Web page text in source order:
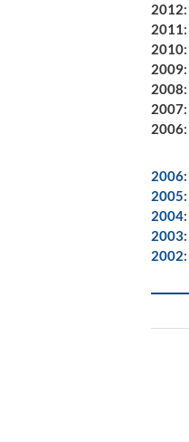
2012:
2011:
2010:
2009:
2008:
2007:
2006:
2006:
2005:
2004:
2003:
2002: